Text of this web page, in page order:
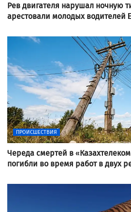
Рев двигателя нарушал ночную
арестовали молодых водителей
ПРОИСШЕСТВИЯ
Череда смертей в
погибли во время работ в двух